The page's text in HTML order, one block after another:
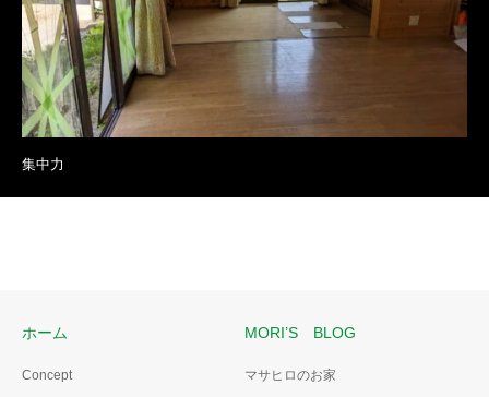
集中力
ホーム
Concept
MORI’S BLOG
マサヒロのお家